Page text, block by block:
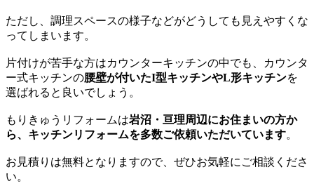
ただし、調理スペースの様子などがどうしても見えやすくな
ってしまいます。
片付けが苦手な方はカウンターキッチンの中でも、カウンタ
ー式キッチンの腰壁が付いたI型キッチンやL形キッチンを
選ばれると良いでしょう。
もりきゅうリフォームは岩沼・亘理周辺にお住まいの方か
ら、キッチンリフォームを多数ご依頼いただいています。
お見積りは無料となりますので、ぜひお気軽にご相談くださ
い。